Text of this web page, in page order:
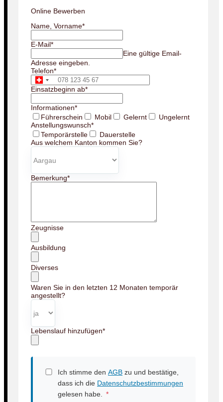
Online Bewerben
Name, Vorname*
E-Mail*
Eine gültige Email-
Adresse eingeben.
Telefon*
Einsatzbeginn ab*
Informationen*
Führerschein
Mobil Gelernt
Ungelernt
Anstellungswunsch*
Temporärstelle
Dauerstelle
Aus welchem Kanton kommen Sie?
Bemerkung*
Zeugnisse
Ausbildung
Diverses
Waren Sie in den letzten 12 Monaten temporär
angestellt?
Lebenslauf hinzufügen*
Ich stimme den AGB zu und bestätige,
dass ich die Datenschutzbestimmungen
gelesen habe. *